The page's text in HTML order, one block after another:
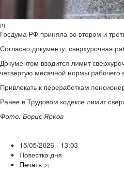
[1]
Госдума РФ приняла во втором и
Согласно документу, сверхурочная
Документом вводится лимит
четвертую месячной нормы
Привлекать к переработкам
Ранее в Трудовом кодексе лимит
Фото: Борис Ярков
15/05/2026 - 13:03
Повестка дня
Печать [2]